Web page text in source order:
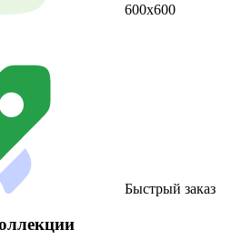
600х600
Быстрый заказ